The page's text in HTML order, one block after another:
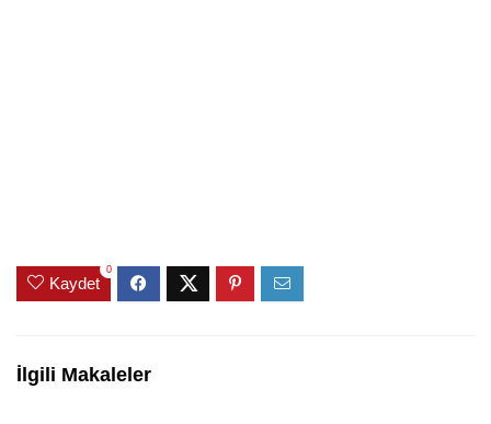
Kaydet
0
İlgili Makaleler